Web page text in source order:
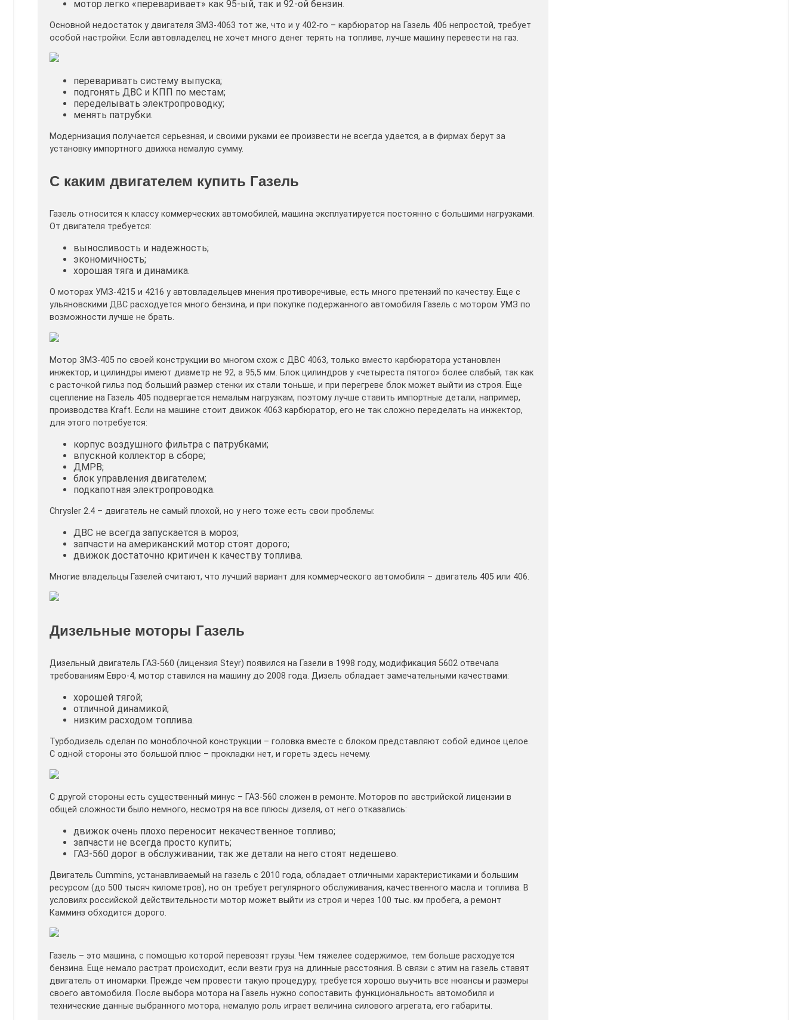
мотор легко «переваривает» как 95-ый, так и 92-ой бензин.
Основной недостаток у двигателя ЗМЗ-4063 тот же, что и у 402-го – карбюратор на Газель 406 непростой, требует
особой настройки. Если автовладелец не хочет много денег терять на топливе, лучше машину перевести на газ.
переваривать систему выпуска;
подгонять ДВС и КПП по местам;
переделывать электропроводку;
менять патрубки.
Модернизация получается серьезная, и своими руками ее произвести не всегда удается, а в фирмах берут за
установку импортного движка немалую сумму.
С каким двигателем купить Газель
Газель относится к классу коммерческих автомобилей, машина эксплуатируется постоянно с большими нагрузками.
От двигателя требуется:
выносливость и надежность;
экономичность;
хорошая тяга и динамика.
О моторах УМЗ-4215 и 4216 у автовладельцев мнения противоречивые, есть много претензий по качеству. Еще с
ульяновскими ДВС расходуется много бензина, и при покупке подержанного автомобиля Газель с мотором УМЗ по
возможности лучше не брать.
Мотор ЗМЗ-405 по своей конструкции во многом схож с ДВС 4063, только вместо карбюратора установлен
инжектор, и цилиндры имеют диаметр не 92, а 95,5 мм. Блок цилиндров у «четыреста пятого» более слабый, так как
с расточкой гильз под больший размер стенки их стали тоньше, и при перегреве блок может выйти из строя. Еще
сцепление на Газель 405 подвергается немалым нагрузкам, поэтому лучше ставить импортные детали, например,
производства Kraft. Если на машине стоит движок 4063 карбюратор, его не так сложно переделать на инжектор,
для этого потребуется:
корпус воздушного фильтра с патрубками;
впускной коллектор в сборе;
ДМРВ;
блок управления двигателем;
подкапотная электропроводка.
Chrysler 2.4 – двигатель не самый плохой, но у него тоже есть свои проблемы:
ДВС не всегда запускается в мороз;
запчасти на американский мотор стоят дорого;
движок достаточно критичен к качеству топлива.
Многие владельцы Газелей считают, что лучший вариант для коммерческого автомобиля – двигатель 405 или 406.
Дизельные моторы Газель
Дизельный двигатель ГАЗ-560 (лицензия Steyr) появился на Газели в 1998 году, модификация 5602 отвечала
требованиям Евро-4, мотор ставился на машину до 2008 года. Дизель обладает замечательными качествами:
хорошей тягой;
отличной динамикой;
низким расходом топлива.
Турбодизель сделан по моноблочной конструкции – головка вместе с блоком представляют собой единое целое.
С одной стороны это большой плюс – прокладки нет, и гореть здесь нечему.
С другой стороны есть существенный минус – ГАЗ-560 сложен в ремонте. Моторов по австрийской лицензии в
общей сложности было немного, несмотря на все плюсы дизеля, от него отказались:
движок очень плохо переносит некачественное топливо;
запчасти не всегда просто купить;
ГАЗ-560 дорог в обслуживании, так же детали на него стоят недешево.
Двигатель Cummins, устанавливаемый на газель с 2010 года, обладает отличными характеристиками и большим
ресурсом (до 500 тысяч километров), но он требует регулярного обслуживания, качественного масла и топлива. В
условиях российской действительности мотор может выйти из строя и через 100 тыс. км пробега, а ремонт
Камминз обходится дорого.
Газель – это машина, с помощью которой перевозят грузы. Чем тяжелее содержимое, тем больше расходуется
бензина. Еще немало растрат происходит, если везти груз на длинные расстояния. В связи с этим на газель ставят
двигатель от иномарки. Прежде чем провести такую процедуру, требуется хорошо выучить все нюансы и размеры
своего автомобиля. После выбора мотора на Газель нужно сопоставить функциональность автомобиля и
технические данные выбранного мотора, немалую роль играет величина силового агрегата, его габариты.